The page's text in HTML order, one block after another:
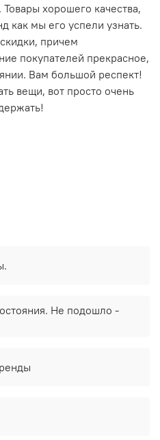
хорошего качества,
как мы его успели узнать.
причем
покупателей прекрасное,
Вам большой респект!
вещи, вот просто очень
Не подошло -